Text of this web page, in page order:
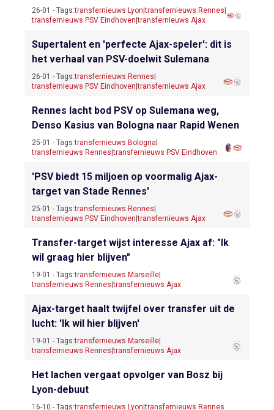
26-01 - Tags:transfernieuws Lyon |transfernieuws Rennes
transfernieuws PSV Eindhoven |transfernieuws Ajax
Supertalent en 'perfecte Ajax-speler': dit is
het verhaal van PSV-doelwit Sulemana
26-01 - Tags:transfernieuws Rennes
transfernieuws PSV Eindhoven |transfernieuws Ajax
Rennes lacht bod PSV op Sulemana weg,
Denso Kasius van Bologna naar Rapid Wenen
25-01 - Tags:transfernieuws Bologna
transfernieuws Rennes |transfernieuws PSV Eindhoven
'PSV biedt 15 miljoen op voormalig Ajax-
target van Stade Rennes'
25-01 - Tags:transfernieuws Rennes
transfernieuws PSV Eindhoven |transfernieuws Ajax
Transfer-target wijst interesse Ajax af: "Ik
wil graag hier blijven"
19-01 - Tags:transfernieuws Marseille
transfernieuws Rennes |transfernieuws Ajax
Ajax-target haalt twijfel over transfer uit de
lucht: 'Ik wil hier blijven'
19-01 - Tags:transfernieuws Marseille
transfernieuws Rennes |transfernieuws Ajax
Het lachen vergaat opvolger van Bosz bij
Lyon-debuut
16-10 - Tags:transfernieuws Lyon |transfernieuws Rennes